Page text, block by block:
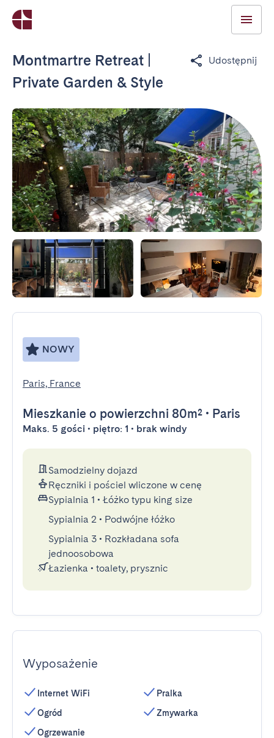
Montmartre Retreat |
Private Garden & Style
Udostępnij
NOWY
Paris, France
Mieszkanie o powierzchni 80m² • Paris
Maks. 5 gości • piętro: 1 • brak windy
Samodzielny dojazd
Ręczniki i pościel wliczone w cenę
Sypialnia 1 • Łóżko typu king size
Sypialnia 2 • Podwójne łóżko
Sypialnia 3 • Rozkładana sofa
jednoosobowa
Łazienka • toalety, prysznic
Wyposażenie
Internet WiFi
Ogród
Ogrzewanie
Pralka
Zmywarka